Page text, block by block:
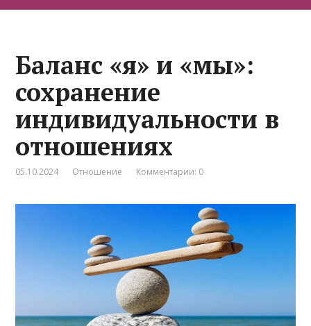
Баланс «я» и «мы»:
сохранение
индивидуальности в
отношениях
05.10.2024 Отношение Комментарии: 0